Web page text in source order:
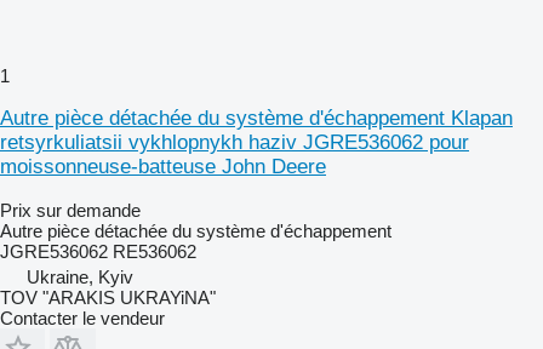
1
Autre pièce détachée du système d'échappement Klapan
retsyrkuliatsii vykhlopnykh haziv JGRE536062 pour
moissonneuse-batteuse John Deere
Prix sur demande
Autre pièce détachée du système d'échappement
JGRE536062 RE536062
Ukraine, Kyiv
TOV "ARAKIS UKRAYiNA"
Contacter le vendeur